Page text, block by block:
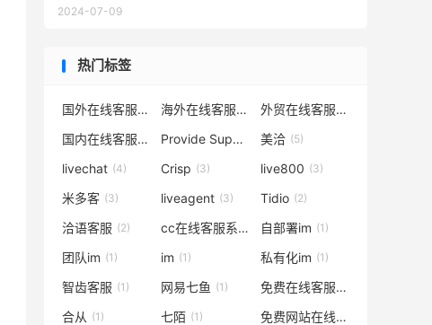
2024-07-09
热门标签
国外在线客服(24) 海外在线客服(18) 外贸在线客服(18)
国内在线客服系统 (18) Provide Support (8)
美洽 (5)
livechat (4) Crisp (3) live800 (3)
米多客 (3) liveagent (3) Tidio (2)
洽语客服 (2) cc在线客服系统 (1)
自部署im (1)
团队im (1) im (1) 私有化im (1)
智齿客服 (1) 网易七鱼 (1) 免费在线客服系统
合从 (1) 七陌 (1) 免费网站在线客服系统